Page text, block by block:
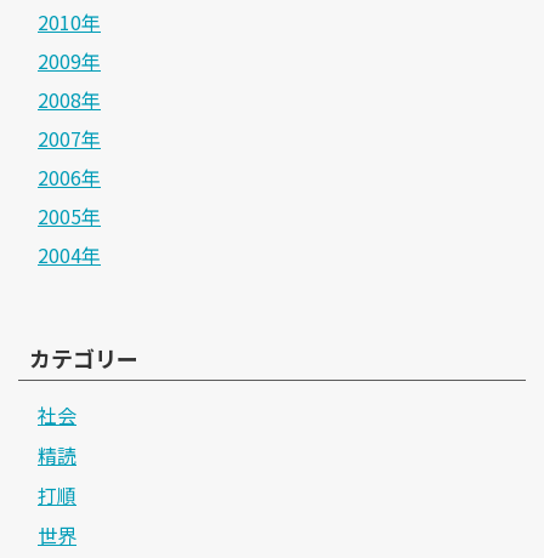
2010年
2009年
2008年
2007年
2006年
2005年
2004年
カテゴリー
社会
精読
打順
世界